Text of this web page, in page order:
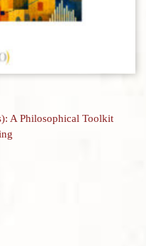
A Philosophical Toolkit